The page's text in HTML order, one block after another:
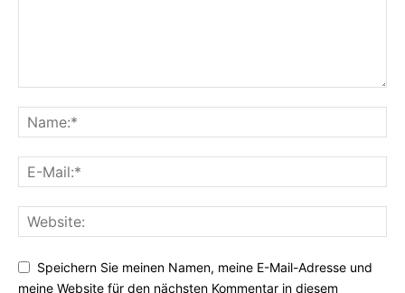
Speichern Sie meinen Namen, meine E-Mail-Adresse und
meine Website für den nächsten Kommentar in diesem